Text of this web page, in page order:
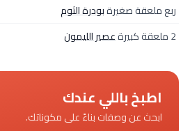
ربع ملعقة صغيرةبودرة الثوم
2 ملعقة كبيرة
عصير الليمون
اطبخ باللي عندك
ابحث عن وصفات بناءً على مكوناتك.